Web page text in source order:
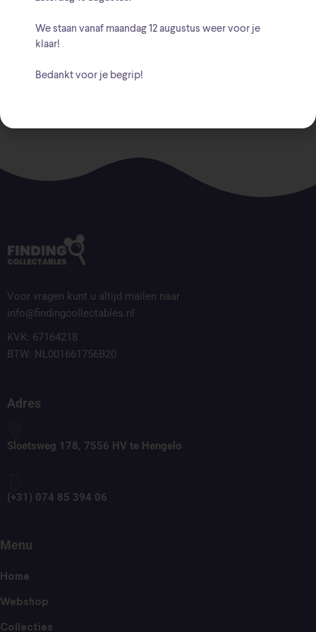
Voor vragen kunt u altijd mailen naar
info@findingcollectables.nl
KVK: 67164218
BTW: NL001661756B20
Adres
Sloetsweg 178, 7556 HV te Hengelo
(+31) 074 85 394 06
Menu
Home
Webshop
Collecties
We staan vanaf maandag 12 augustus weer voor je
klaar!
Bedankt voor je begrip!